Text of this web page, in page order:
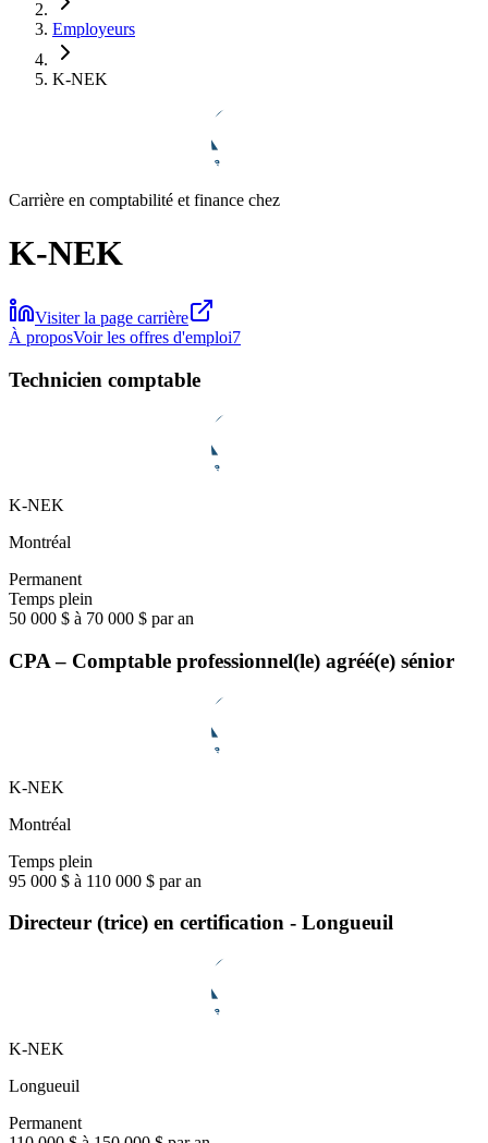
Employeurs
K-NEK
Carrière en comptabilité et finance chez
K-NEK
Visiter la page carrière
À proposVoir les offres d'emploi7
Technicien comptable
K-NEK
Montréal
Permanent
Temps plein
50 000 $ à 70 000 $ par an
CPA – Comptable professionnel(le) agréé(e) sénior
K-NEK
Montréal
Temps plein
95 000 $ à 110 000 $ par an
Directeur (trice) en certification - Longueuil
K-NEK
Longueuil
Permanent